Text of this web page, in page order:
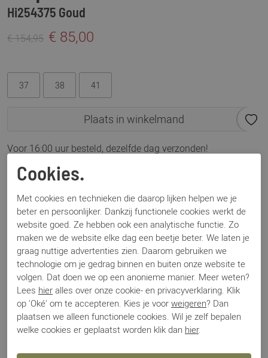
Hi254375 Goud
€ 154,95 € 85,00
37 38 41
Plaats in winkelmand
Voor 16:00 uur besteld, dezelfde dag verzonden!
Omschrijving
Hispanitas Hi254375 Nepal
Specificaties
Merk
Hispanitas
Artikelnummer
Hi254375
Los voetbed
Ja
Categorie
Sneakers
Kleur
Goud
Materiaal
Leer
Bestelcode
000003226
Cookies.
Met cookies en technieken die daarop lijken helpen we je
beter en persoonlijker. Dankzij functionele cookies werkt de
website goed. Ze hebben ook een analytische functie. Zo
maken we de website elke dag een beetje beter. We laten je
graag nuttige advertenties zien. Daarom gebruiken we
technologie om je gedrag binnen en buiten onze website te
volgen. Dat doen we op een anonieme manier. Meer weten?
Lees hier alles over onze cookie- en privacyverklaring. Klik
op 'Oké' om te accepteren. Kies je voor weigeren? Dan
plaatsen we alleen functionele cookies. Wil je zelf bepalen
welke cookies er geplaatst worden klik dan hier.